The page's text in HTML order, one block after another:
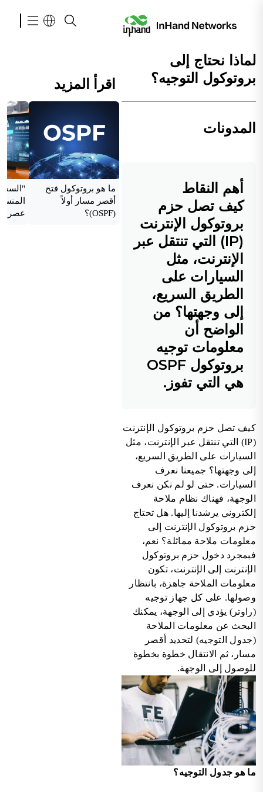
لماذا نحتاج إلى
بروتوكول التوجيه؟
المدونات
أهم النقاط
كيف تصل حزم
بروتوكول الإنترنت
(IP) التي تنتقل عبر
الإنترنت، مثل
السيارات على
الطريق السريع،
إلى وجهتها؟ من
الواضح أن
معلومات توجيه
بروتوكول OSPF
هي التي تفوز.
كيف تصل حزم بروتوكول الإنترنت
(IP) التي تنتقل عبر الإنترنت، مثل
السيارات على الطريق السريع،
إلى وجهتها؟ جميعنا نعرف
السيارات. حتى لو لم نكن نعرف
الوجهة، فهناك نظام ملاحة
إلكتروني يرشدنا إليها. هل تحتاج
حزم بروتوكول الإنترنت إلى
معلومات ملاحة مماثلة؟ نعم،
فبمجرد دخول حزم بروتوكول
الإنترنت إلى الإنترنت، تكون
معلومات الملاحة جاهزة، بانتظار
وصولها. على كل جهاز توجيه
(راوتر) يؤدي إلى الوجهة، يمكنك
البحث عن معلومات الملاحة
(جدول التوجيه) لتحديد أقصر
مسار، ثم الانتقال خطوة بخطوة
للوصول إلى الوجهة.
ما هو جدول التوجيه؟
اقرأ المزيد
ما هو بروتوكول فتح
أقصر مسار أولاً
(OSPF)؟
عصر